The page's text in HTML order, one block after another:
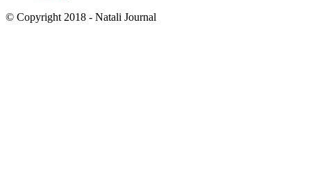
© Copyright 2018 - Natali Journal